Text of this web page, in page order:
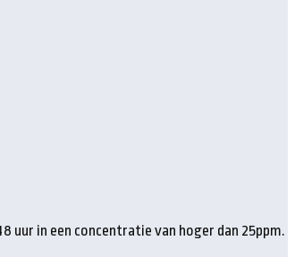
uur in een concentratie van hoger dan 25ppm.